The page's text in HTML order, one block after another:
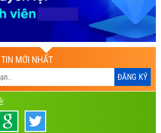
MỚI NHẤT